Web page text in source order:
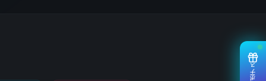
ボーナス